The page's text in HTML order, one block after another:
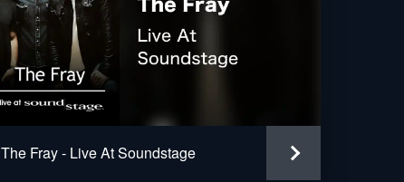
The Fray - Live At Soundstage